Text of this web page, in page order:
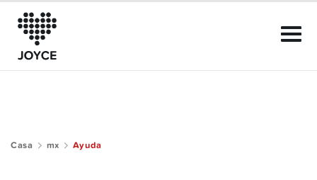
Casa mx Ayuda